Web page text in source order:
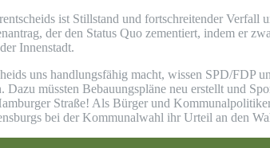
ist Stillstand und fortschreitender Verfall
der den Status Quo zementiert, indem er
Innenstadt.
uns handlungsfähig macht, wissen SPD/FDP
müssten Bebauungspläne neu erstellt und
Straße! Als Bürger und
bei der Kommunalwahl ihr Urteil an den